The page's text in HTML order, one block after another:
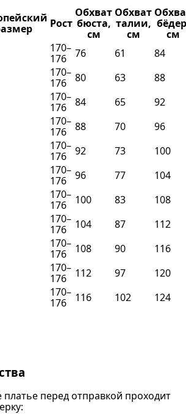
Рост
Обхват
бюста,
см
Обхват
талии,
см
см
170–
176
76 61
84
170–
176
80 63
88
170–
176
84 65
92
170–
176
88 70
96
170–
176
92 73
100
170–
176
96 77
104
170–
176
100 83
108
170–
176
104 87
112
170–
176
108 90
116
170–
176
112 97
120
170–
176
116 102
124
перед отправкой проходит